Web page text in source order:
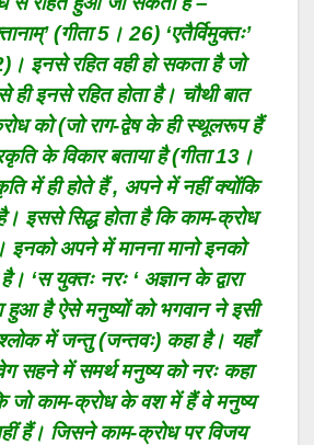
(गीता 5। 26) ‘एतैर्विमुक्तः’
इनसे रहित वही हो सकता है जो
ही इनसे रहित होता है। चौथी बात
को (जो राग-द्वेष के ही स्थूलरूप हैं
के विकार बताया है (गीता 13।
में ही होते हैं , अपने में नहीं क्योंकि
इससे सिद्ध होता है कि काम-क्रोध
इनको अपने में मानना मानो इनको
‘स युक्तः नरः ‘ अज्ञान के द्वारा
हुआ है ऐसे मनुष्यों को भगवान ने इसी
में जन्तु (जन्तवः) कहा है। यहाँ
सहने में समर्थ मनुष्य को नरः कहा
जो काम-क्रोध के वश में हैं वे मनुष्य
हैं। जिसने काम-क्रोध पर विजय